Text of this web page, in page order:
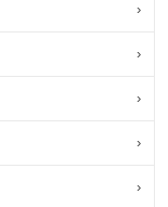
›
›
›
›
›